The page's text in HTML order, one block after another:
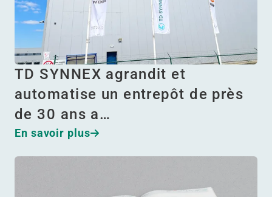
TD SYNNEX agrandit et
automatise un entrepôt de près
de 30 ans a…
En savoir plus